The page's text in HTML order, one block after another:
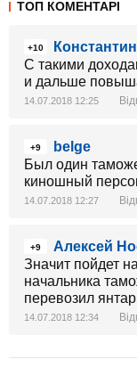
ТОП КОМЕНТАРІ
+10
С такими
и дальше
14.07.2018 12:25
+9
belge
Был один
киношный
14.07.2018 12:27
+9
Алексей
Значит пойдет
начальника
перевозил
14.07.2018 12:34